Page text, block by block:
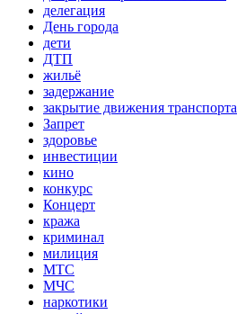
делегация
День города
дети
ДТП
жильё
задержание
закрытие движения транспорта
Запрет
здоровье
инвестиции
кино
конкурс
Концерт
кража
криминал
милиция
МТС
МЧС
наркотики